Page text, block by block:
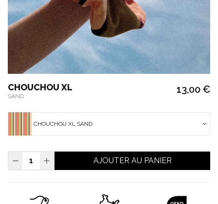
CHOUCHOU XL
SAND
13,00 €
CHOUCHOU XL SAND
AJOUTER AU PANIER